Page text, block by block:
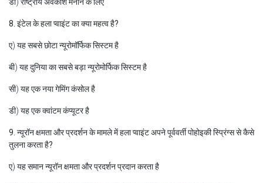
8. इंटेल के हला प्वाइंट का क्या महत्व है?
ए) यह सबसे छोटा न्यूरोमॉर्फिक सिस्टम है
बी) यह दुनिया का सबसे बड़ा न्यूरोमोर्फिक सिस्टम है
सी) यह एक नया गेमिंग कंसोल है
डी) यह एक क्वांटम कंप्यूटर है
9. न्यूरॉन क्षमता और प्रदर्शन के मामले में हला प्वाइंट अपने पूर्ववर्ती पोहोइकी स्प्रिंग्स से कैसे
तुलना करता है?
ए) यह समान न्यूरॉन क्षमता और प्रदर्शन प्रदान करता है